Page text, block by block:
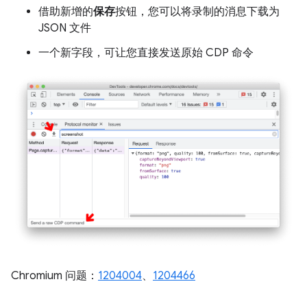
借助新增的保存按钮，您可以将录制的消息下载为
JSON 文件
一个新字段，可让您直接发送原始 CDP 命令
Chromium 问题： 1204004、 1204466